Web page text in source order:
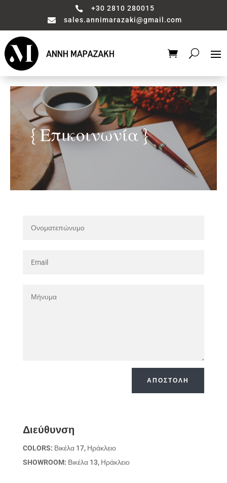

+30 2810 280015

sales.annimarazaki@gmail.com
{ Επικοινωνία }
ΑΠΟΣΤΟΛΗ
Διεύθυνση
COLORS: Βικέλα 17, Ηράκλειο
SHOWROOM: Βικέλα 13, Ηράκλειο